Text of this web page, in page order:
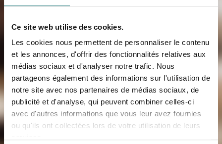
Ce site web utilise des cookies.
Les cookies nous permettent de personnaliser le contenu
et les annonces, d'offrir des fonctionnalités relatives aux
médias sociaux et d'analyser notre trafic. Nous
partageons également des informations sur l'utilisation de
notre site avec nos partenaires de médias sociaux, de
publicité et d'analyse, qui peuvent combiner celles-ci
avec d'autres informations que vous leur avez fournies
ou qu'ils ont collectées lors de votre utilisation de leurs
COMMENT AVEZ-VOUS CONNU TRIVEC?
J'accepte que Trivec stocke et traite mes données
personnelles, tel que décrit dansla politique de
confidentialité.Je peux révoquer mon
consentement à tout moment.